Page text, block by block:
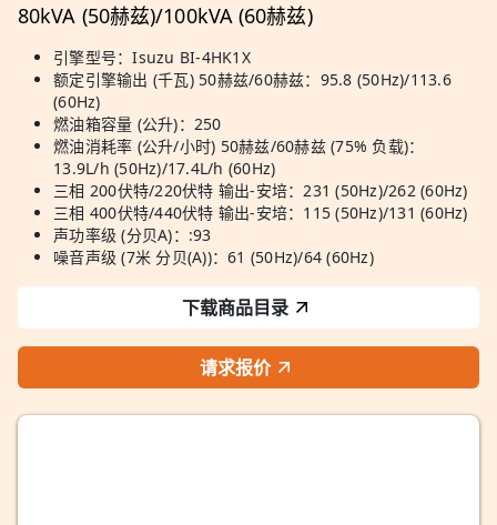
80kVA (50赫兹)/100kVA (60赫兹)
引擎型号：Isuzu BI-4HK1X
额定引擎输出 (千瓦) 50赫兹/60赫兹：95.8 (50Hz)/113.6
(60Hz)
燃油箱容量 (公升)：250
燃油消耗率 (公升/小时) 50赫兹/60赫兹 (75% 负载)：
13.9L/h (50Hz)/17.4L/h (60Hz)
三相 200伏特/220伏特 输出-安培：231 (50Hz)/262 (60Hz)
三相 400伏特/440伏特 输出-安培：115 (50Hz)/131 (60Hz)
声功率级 (分贝A)：:93
噪音声级 (7米 分贝(A))：61 (50Hz)/64 (60Hz)
下载商品目录
请求报价